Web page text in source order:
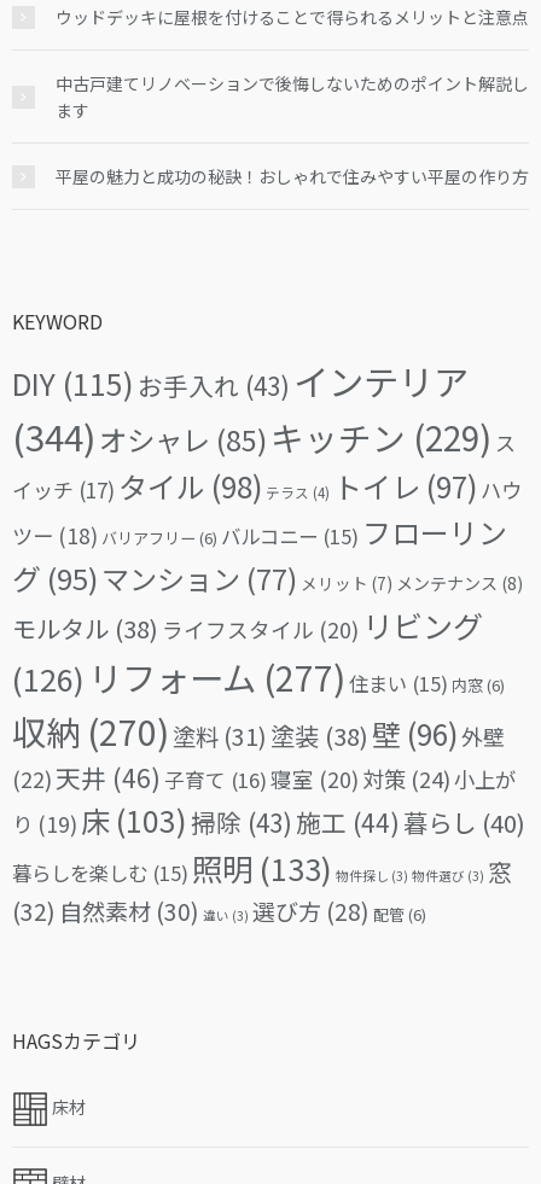
ウッドデッキに屋根を付けることで得られるメリットと注意点
中古戸建てリノベーションで後悔しないためのポイント解説し
ます
平屋の魅力と成功の秘訣！おしゃれで住みやすい平屋の作り方
KEYWORD
DIY (115) お手入れ (43) インテリア
(344) オシャレ (85) キッチン (229) ス
イッチ (17) タイル (98) テラス (4) トイレ (97) ハウ
ツー (18) バリアフリー (6) バルコニー (15) フローリン
グ (95)マンション (77) メリット (7) メンテナンス (8)
モルタル (38) ライフスタイル (20) リビング
(126) リフォーム (277) 住まい (15) 内窓(6)
収納 (270) 塗料 (31) 塗装 (38) 壁 (96)外壁
(22)天井 (46) 子育て (16)寝室 (20) 対策 (24)小上が
り (19) 床 (103)掃除 (43) 施工 (44) 暮らし (40)
暮らしを楽しむ (15) 照明 (133) 物件探し (3) 物件選び (3) 窓
(32) 自然素材 (30) 違い (3) 選び方 (28) 配管(6)
HAGSカテゴリ
床材